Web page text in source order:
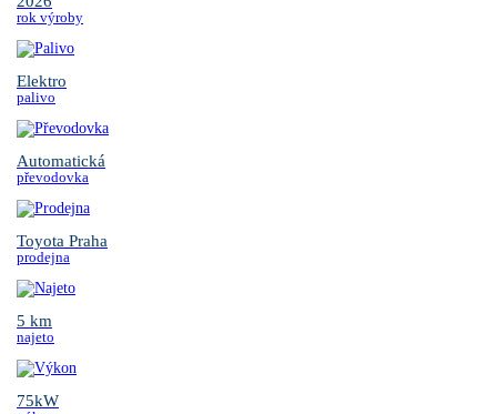
rok výroby
Elektro
palivo
Automatická
převodovka
Toyota Praha
prodejna
5 km
najeto
75kW